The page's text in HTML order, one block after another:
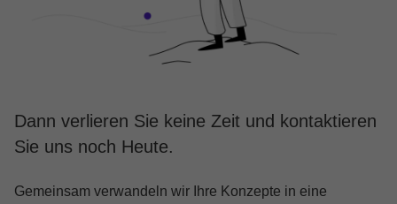
Dann verlieren Sie keine Zeit und kontaktieren
Sie uns noch Heute.
Gemeinsam verwandeln wir Ihre Konzepte in eine